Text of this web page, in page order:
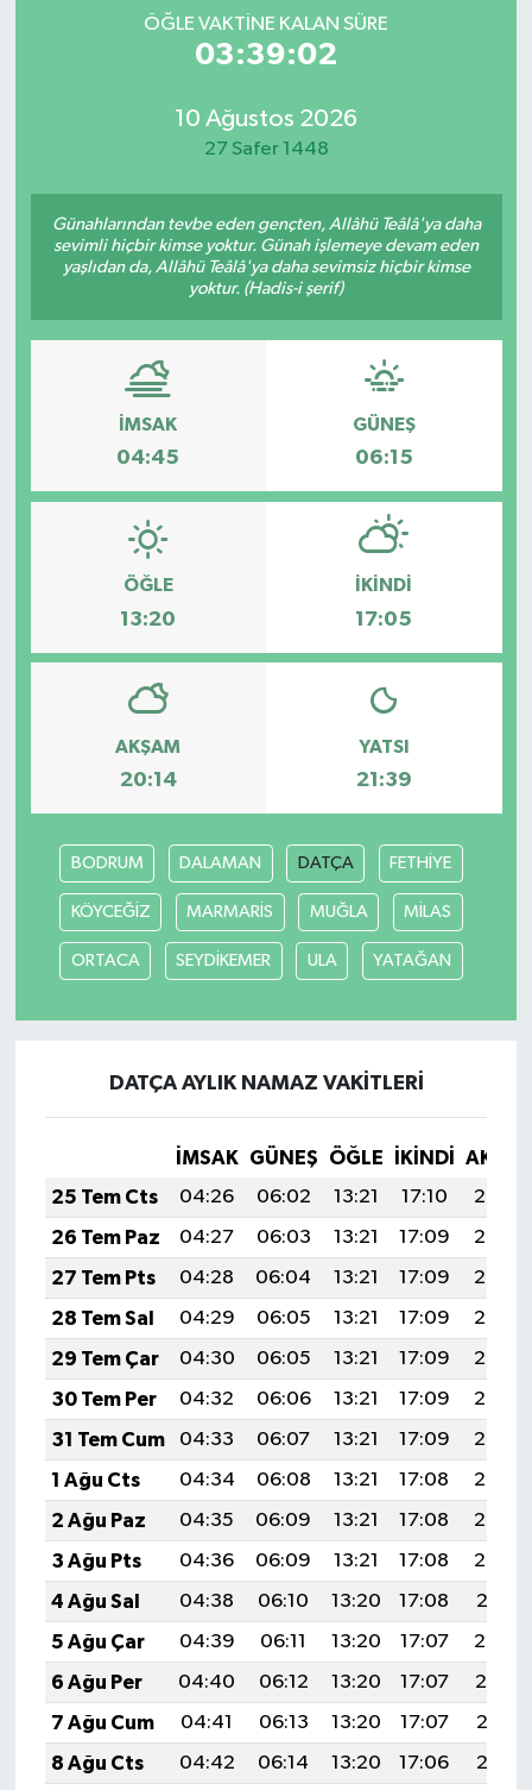
ÖĞLE VAKTINE KALAN SÜRE
03:39:02
10 Ağustos 2026
27 Safer 1448
Günahlarından tevbe eden gençten, Allâhü Teâlâ'ya daha
sevimli hiçbir kimse yoktur. Günah işlemeye devam eden
yaşlıdan da, Allâhü Teâlâ'ya daha sevimsiz hiçbir kimse
yoktur. (Hadis-i şerif)
İMSAK
04:45
GÜNEŞ
06:15
ÖĞLE
13:20
İKINDI
17:05
AKŞAM
20:14
YATSI
21:39
BODRUM DALAMAN DATÇA FETHİYE
KÖYCEĞİZ MARMARİS MUĞLA MİLAS
ORTACA SEYDİKEMER ULA YATAĞAN
DATÇA AYLIK NAMAZ VAKITLERI
İMSAK GÜNEŞ ÖĞLE İKINDI
25 Tem Cts
04:26 06:02 13:21 17:10
20:29
26 Tem Paz
04:27 06:03 13:21 17:09
20:29
27 Tem Pts
04:28 06:04 13:21 17:09
20:28
28 Tem Sal
04:29 06:05 13:21 17:09
20:27
29 Tem Çar
04:30 06:05 13:21 17:09
20:26
30 Tem Per
04:32 06:06 13:21 17:09
20:25
31 Tem Cum
04:33 06:07 13:21 17:09
20:24
1 Ağu Cts
04:34 06:08 13:21 17:08
20:24
2 Ağu Paz
04:35 06:09 13:21 17:08
20:23
3 Ağu Pts
04:36 06:09 13:21 17:08
20:22
4 Ağu Sal
04:38 06:10 13:20 17:08
20:21
5 Ağu Çar
04:39 06:11 13:20 17:07
20:20
6 Ağu Per
04:40 06:12 13:20 17:07
20:19
7 Ağu Cum
04:41 06:13 13:20 17:07
20:18
8 Ağu Cts
04:42 06:14 13:20 17:06
20:16